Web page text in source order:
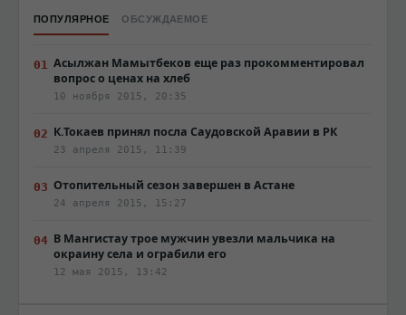
ПОПУЛЯРНОЕ ОБСУЖДАЕМОЕ
Асылжан Мамытбеков еще раз прокомментировал
вопрос о ценах на хлеб
10 ноября 2015, 20:35
К.Токаев принял посла Саудовской Аравии в РК
23 апреля 2015, 11:39
Отопительный сезон завершен в Астане
24 апреля 2015, 15:27
В Мангистау трое мужчин увезли мальчика на
окраину села и ограбили его
12 мая 2015, 13:42